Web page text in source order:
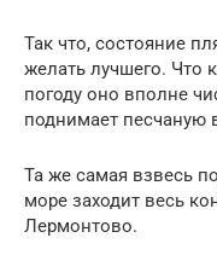
Так что, состояние
желать лучшего. Что
погоду оно вполне
поднимает песчаную
Та же самая взвесь
море заходит весь
Лермонтово.